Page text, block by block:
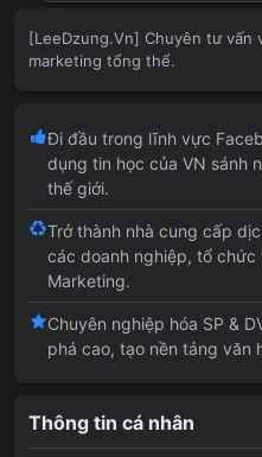
[LeeDzung.Vn] Chuyên tư vấn
marketing tổng thể.
Đi đầu trong lĩnh vực
dụng tin học của VN sánh
thế giới.
Trở thành nhà cung cấp
các doanh nghiệp, tổ
Marketing.
Chuyên nghiệp hóa SP &
phá cao, tạo nền tảng văn
Thông tin cá nhân